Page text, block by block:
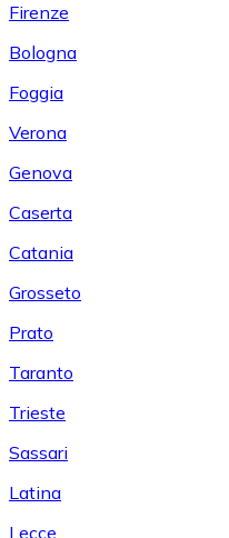
Firenze
Bologna
Foggia
Verona
Genova
Caserta
Catania
Grosseto
Prato
Taranto
Trieste
Sassari
Latina
Lecce